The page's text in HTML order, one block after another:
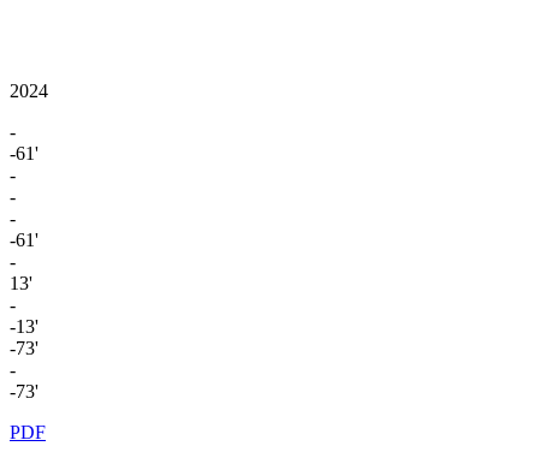
2024
-
-61'
-
-
-
-61'
-
13'
-
-13'
-73'
-
-73'
PDF